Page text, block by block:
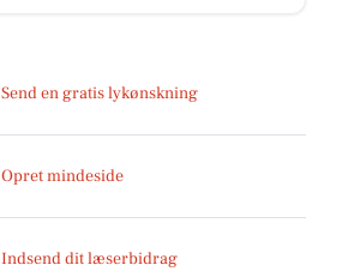
Send en gratis lykønskning
Opret mindeside
Indsend dit læserbidrag